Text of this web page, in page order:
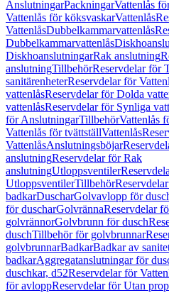
AnslutningarPackningarVattenlås
Vattenlås för köksvaskarVattenlås
VattenlåsDubbelkammarvattenlås
Dubbelkammarvattenlås
DiskhoanslutningarRak anslutning
anslutningTillbehörReservdelar för
sanitärenheterReservdelar för
vattenlåsReservdelar för Dolda
vattenlåsReservdelar för Synliga
för AnslutningarTillbehörVattenlås
Vattenlås för tvättställVattenlås
VattenlåsAnslutningsböjar
anslutningReservdelar för Rak
anslutningUtloppsventiler
UtloppsventilerTillbehör
badkarDuscharGolvavlopp för
för duscharGolvrännaReservdelar
golvrännorGolvbrunn för dusch
duschTillbehör för golvbrunnar
golvbrunnarBadkarBadkar av
badkarAggregatanslutningar för
duschkar, d52Reservdelar för
för avloppReservdelar för Utan